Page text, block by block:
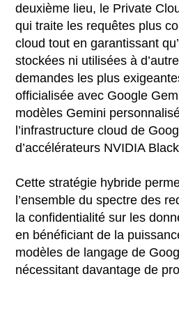
deuxième lieu, le Private
qui traite les requêtes plus
cloud tout en garantissant
stockées ni utilisées à
demandes les plus
officialisée avec Google
modèles Gemini
l’infrastructure cloud de
d’accélérateurs NVIDIA
Cette stratégie hybride
l’ensemble du spectre des
la confidentialité sur les
en bénéficiant de la
modèles de langage de
nécessitant davantage de